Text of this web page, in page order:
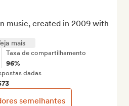
music, created in 2009 with
mais
Taxa de compartilhamento
96%
dadas
semelhantes